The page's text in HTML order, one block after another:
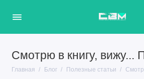
Смотрю в книгу, вижу...
Главная Блог Полезные статьи